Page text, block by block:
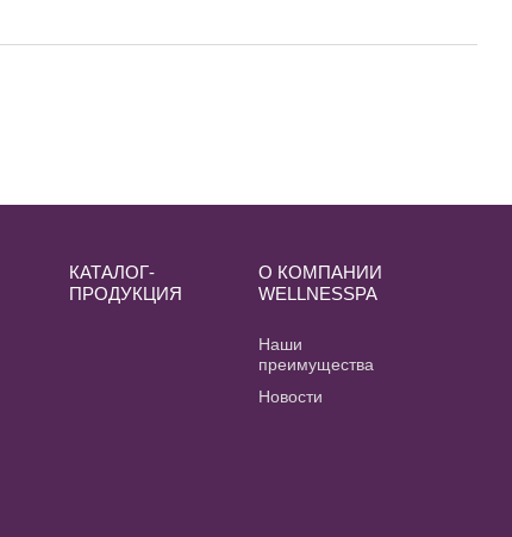
КАТАЛОГ-
ПРОДУКЦИЯ
О КОМПАНИИ
WELLNESSPA
Наши
преимущества
Новости